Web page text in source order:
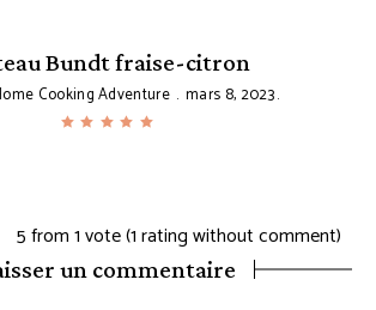
Bundt fraise-citron
Cooking Adventure mars 8, 2023
5 from 1 vote (1 rating without comment)
un commentaire